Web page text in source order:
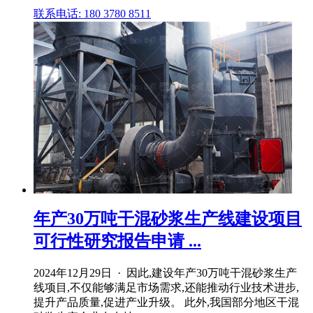
联系电话: 180 3780 8511
年产30万吨干混砂浆生产线建设项目
可行性研究报告申请 ...
2024年12月29日 · 因此,建设年产30万吨干混砂浆生产
线项目,不仅能够满足市场需求,还能推动行业技术进步,
提升产品质量,促进产业升级。 此外,我国部分地区干混